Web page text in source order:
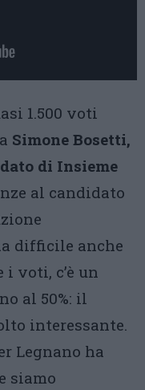
1.500 voti
Simone Bosetti,
di Insieme
al candidato
difficile anche
i voti, c’è un
al 50%: il
interessante.
Legnano ha
siamo